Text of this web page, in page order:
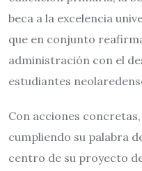
beca a la excelencia
que en conjunto
administración con el
estudiantes
Con acciones
cumpliendo su palabra
centro de su proyecto